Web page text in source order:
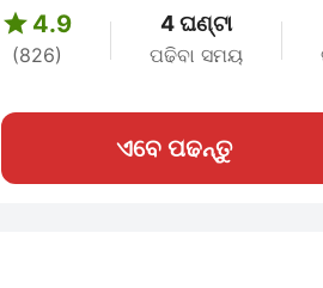
 4.9
(826)
4 ଘଣ୍ଟା
ପଢିବା ସମୟ
ଏବେ ପଢନ୍ତୁ